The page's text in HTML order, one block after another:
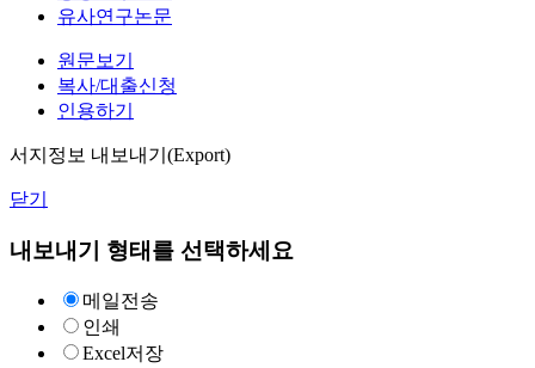
유사연구논문
원문보기
복사/대출신청
인용하기
서지정보 내보내기(Export)
닫기
내보내기 형태를 선택하세요
메일전송
인쇄
Excel저장